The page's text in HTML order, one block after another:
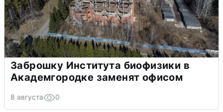
Заброшку Института биофизики в
Академгородке заменят офисом
8 августа 0